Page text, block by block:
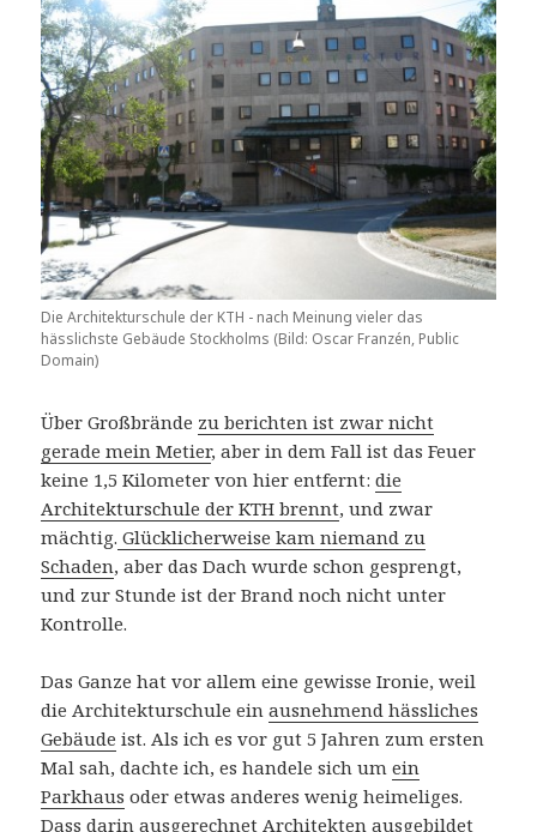
Die Architekturschule der KTH - nach Meinung vieler das
hässlichste Gebäude Stockholms (Bild: Oscar Franzén, Public
Domain)
Über Großbrände zu berichten ist zwar nicht
gerade mein Metier, aber in dem Fall ist das Feuer
keine 1,5 Kilometer von hier entfernt:die
Architekturschule der KTH brennt, und zwar
mächtig. Glücklicherweise kam niemand zu
Schaden, aber das Dach wurde schon gesprengt,
und zur Stunde ist der Brand noch nicht unter
Kontrolle.
Das Ganze hat vor allem eine gewisse Ironie, weil
die Architekturschule einausnehmend hässliches
Gebäude ist. Als ich es vor gut 5 Jahren zum ersten
Mal sah, dachte ich, es handele sich umein
Parkhaus oder etwas anderes wenig heimeliges.
Dass darin ausgerechnet Architekten ausgebildet